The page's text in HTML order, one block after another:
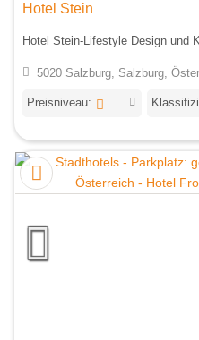
Hotel Stein
Hotel Stein-Lifestyle Design und
5020 Salzburg, Salzburg,
Preisniveau: